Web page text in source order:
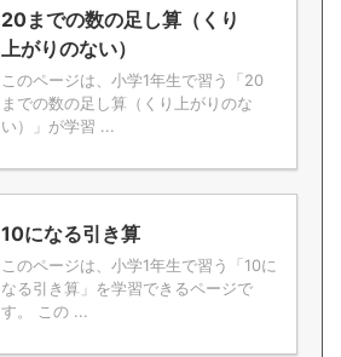
20までの数の足し算（くり
上がりのない）
このページは、小学1年生で習う「20
までの数の足し算（くり上がりのな
い）」が学習 ...
10になる引き算
このページは、小学1年生で習う「10に
なる引き算」を学習できるページで
す。 この ...